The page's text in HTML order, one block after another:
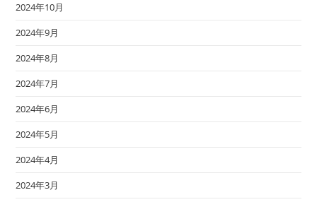
2024年10月
2024年9月
2024年8月
2024年7月
2024年6月
2024年5月
2024年4月
2024年3月